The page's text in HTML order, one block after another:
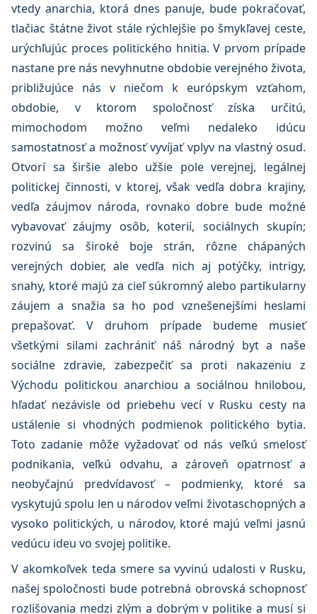
vtedy anarchia, ktorá dnes panuje, bude pokračovať,
tlačiac štátne život stále rýchlejšie po šmykľavej ceste,
urýchľujúc proces politického hnitia. V prvom prípade
nastane pre nás nevyhnutne obdobie verejného života,
približujúce nás v niečom k európskym vzťahom,
obdobie, v ktorom spoločnosť získa určitú,
mimochodom možno veľmi nedaleko idúcu
samostatnosť a možnosť vyvíjať vplyv na vlastný osud.
Otvorí sa širšie alebo užšie pole verejnej, legálnej
politickej činnosti, v ktorej, však vedľa dobra krajiny,
vedľa záujmov národa, rovnako dobre bude možné
vybavovať záujmy osôb, koterií, sociálnych skupín;
rozvinú sa široké boje strán, rôzne chápaných
verejných dobier, ale vedľa nich aj potýčky, intrigy,
snahy, ktoré majú za cieľ súkromný alebo partikularny
záujem a snažia sa ho pod vznešenejšími heslami
prepašovať. V druhom prípade budeme musieť
všetkými silami zachrániť náš národný byt a naše
sociálne zdravie, zabezpečiť sa proti nakazeniu z
Východu politickou anarchiou a sociálnou hnilobou,
hľadať nezávisle od priebehu vecí v Rusku cesty na
ustálenie si vhodných podmienok politického bytia.
Toto zadanie môže vyžadovať od nás veľkú smelosť
podnikania, veľkú odvahu, a zároveň opatrnosť a
neobyčajnú predvídavosť – podmienky, ktoré sa
vyskytujú spolu len u národov veľmi životaschopných a
vysoko politických, u národov, ktoré majú veľmi jasnú
vedúcu ideu vo svojej politike.
V akomkoľvek teda smere sa vyvinú udalosti v Rusku,
našej spoločnosti bude potrebná obrovská schopnosť
rozlišovania medzi zlým a dobrým v politike a musí si